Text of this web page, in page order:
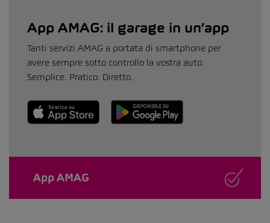
App AMAG: il garage in un’app
Tanti servizi AMAG a portata di smartphone per
avere sempre sotto controllo la vostra auto.
Semplice. Pratico. Diretto.
App AMAG